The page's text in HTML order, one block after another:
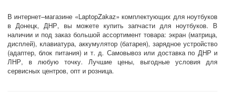
В интернет–магазине «LaptopZakaz» комплектующих для ноутбуков
в Донецк, ДНР, вы можете купить запчасти для ноутбуков. В
наличии и под заказ большой ассортимент товара: экран (матрица,
дисплей), клавиатура, аккумулятор (батарея), зарядное устройство
(адаптер, блок питания) и т. д. Самовывоз или доставка по ДНР и
ЛНР, в любую точку. Лучшие цены, выгодные условия для
сервисных центров, опт и розница.